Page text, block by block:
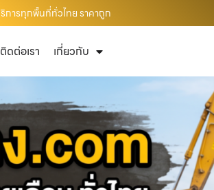
ริการทุกพื้นที่ทั่วไทย ราคาถูก
ติดต่อเรา เกี่ยวกับ